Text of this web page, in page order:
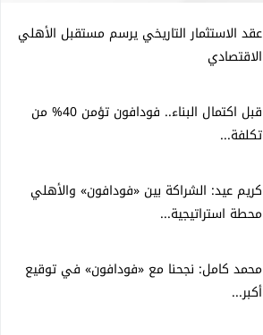
عقد الاستثمار التاريخي يرسم مستقبل الأهلي
الاقتصادي
قبل اكتمال البناء.. فودافون تؤمن 40% من
تكلفة...
كريم عيد: الشراكة بين «فودافون» والأهلي
محطة استراتيجية...
محمد كامل: نجحنا مع «فودافون» في توقيع
أكبر...